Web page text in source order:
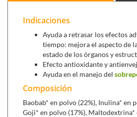
frente al daño oxidativo y retrasar
paso de los años.
Indicaciones
Ayuda a retrasar los efectos
tiempo: mejora el aspecto de
estado de los órganos y
Efecto antioxidante y
Ayuda en el manejo del
Composición
Baobab* en polvo (22%), Inulina* en
Goji* en polvo (17%), Maltodextrina*